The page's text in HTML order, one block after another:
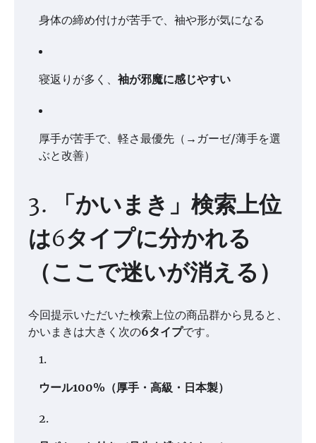
身体の締め付けが苦手で、袖や形が気になる
寝返りが多く、 袖が邪魔に感じやすい
厚手が苦手で、軽さ最優先（→ガーゼ/薄手を選
ぶと改善）
3. 「かいまき」検索上位
は6タイプに分かれる
（ここで迷いが消える）
今回提示いただいた検索上位の商品群から見ると、
かいまきは大きく次の6タイプです。
ウール100%（厚手・高級・日本製）